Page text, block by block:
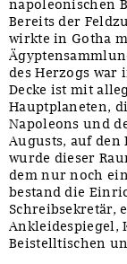
napoleonischen
Bereits der
wirkte in Gotha
des Herzogs war
Decke ist mit
Hauptplaneten,
Napoleons und
Augusts, auf den
wurde dieser
dem nur noch
bestand die
Schreibsekretär,
Ankleidespiegel,
Beistelltischen